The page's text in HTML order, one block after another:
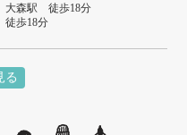
大森駅 徒歩18分
歩18分
る